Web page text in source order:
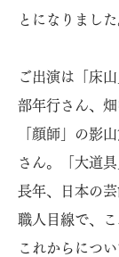
とになりました
ご出演は「床
部年行さん、
「顔師」の影
さん。「大道
長年、日本の
職人目線で、
これからにつ